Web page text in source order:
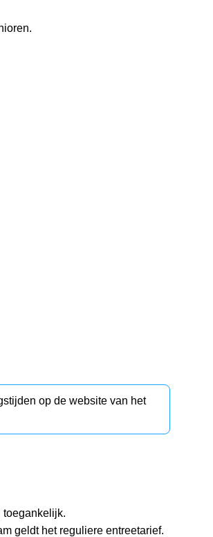
op de website van het
toegankelijk.
geldt het reguliere entreetarief.